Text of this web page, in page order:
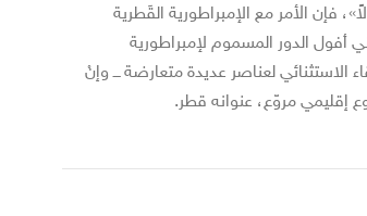
فإن الأمر مع الإمبراطورية القَطرية
أفول الدور المسموم لإمبراطورية
الاستثنائي لعناصر عديدة متعارضة ـــ وإنْ
إقليمي مروّع، عنوانه قطر.